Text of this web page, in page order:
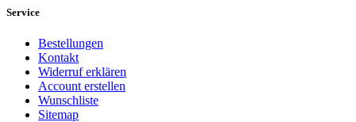
Service
Bestellungen
Kontakt
Widerruf erklären
Account erstellen
Wunschliste
Sitemap